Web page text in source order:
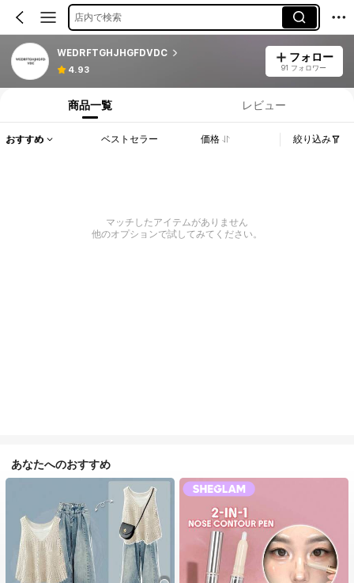
店内で検索
WEDRFTGHJHGFDVDC
4.93
フォロー
91 フォロワー
商品一覧 レビュー
おすすめ ベストセラー 価格 絞り込み
マッチしたアイテムがありません
他のオプションで試してみてください。
あなたへのおすすめ